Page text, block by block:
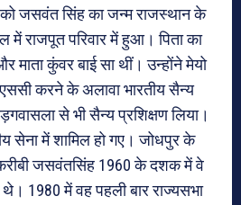
को जसवंत सिंह का जन्म राजस्थान के
में राजपूत परिवार में हुआ। पिता का
माता कुंवर बाई सा थीं। उन्होंने मेयो
करने के अलावा भारतीय सैन्य
से भी सैन्य प्रशिक्षण लिया।
सेना में शामिल हो गए। जोधपुर के
जसवंतसिंह 1960 के दशक में वे
थे। 1980 में वह पहली बार राज्यसभा